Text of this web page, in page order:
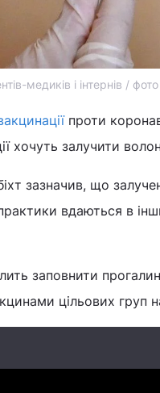
медиків і інтернів /
проти
хочуть залучити
зазначив, що
вдаються в
заповнити
цільових груп